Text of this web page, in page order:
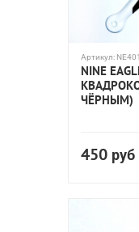
Артикул:
NINE
ЧЁРНЫМ)
450 руб